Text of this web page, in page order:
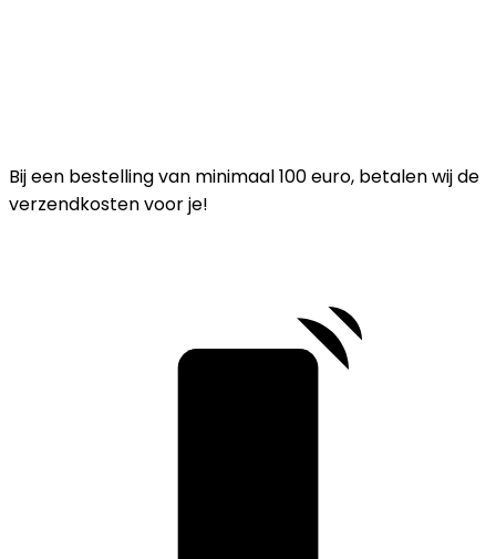
Bij een bestelling van minimaal 100 euro, betalen wij de
verzendkosten voor je!